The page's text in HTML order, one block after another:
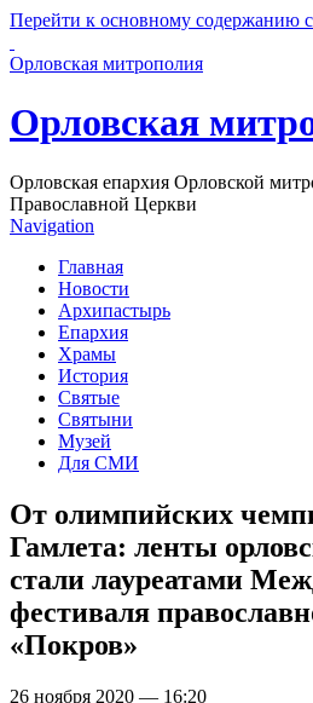
Перейти к основному содержанию
Орловская митрополия
Орловская
Орловская епархия Орловской
Православной Церкви
Navigation
Главная
Новости
Архипастырь
Епархия
Храмы
История
Святые
Святыни
Музей
Для СМИ
От олимпийских
Гамлета: ленты
стали лауреатами
фестиваля
«Покров»
26 ноября 2020 — 16:20